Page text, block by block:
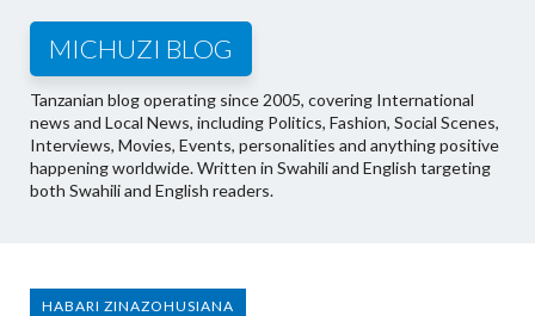
MICHUZI BLOG
Tanzanian blog operating since 2005, covering International
news and Local News, including Politics, Fashion, Social Scenes,
Interviews, Movies, Events, personalities and anything positive
happening worldwide. Written in Swahili and English targeting
both Swahili and English readers.
HABARI ZINAZOHUSIANA